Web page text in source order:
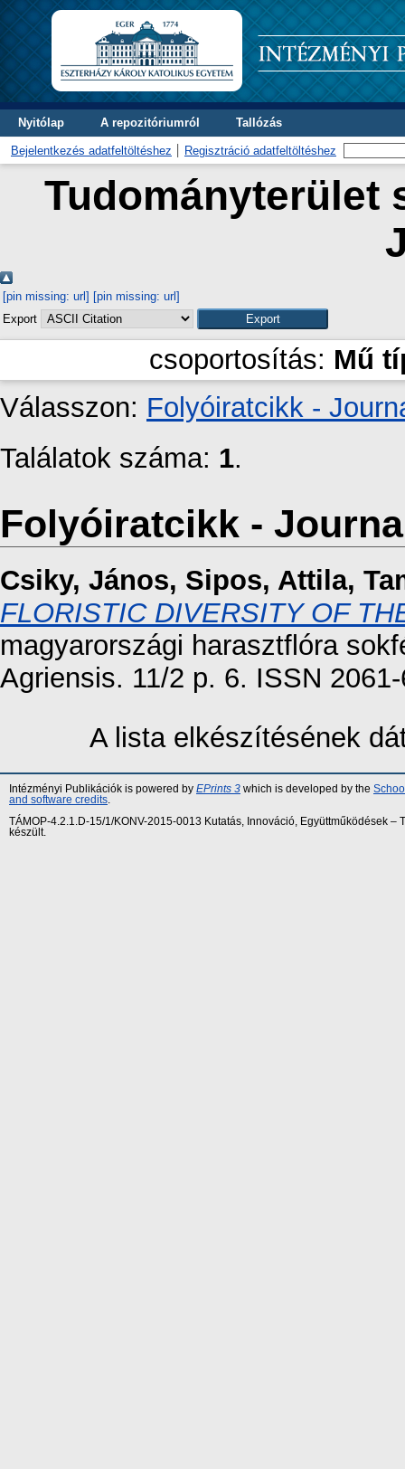
Nyitólap A repozitóriumról Tallózás
Bejelentkezés adatfeltöltéshez Regisztráció adatfeltöltéshez
Tudományterület
[pin missing: url] [pin missing: url]
Export
csoportosítás: Mű
Válasszon: Folyóiratcikk -
Találatok száma: 1.
Folyóiratcikk -
Csiky, János, Sipos, Attila,
FLORISTIC DIVERSITY OF
magyarországi harasztflóra
Agriensis. 11/2 p. 6. ISSN
A lista elkészítésének
Intézményi Publikációk is powered by EPrints 3 which is developed by the
and software credits
TÁMOP-4.2.1.D-15/1/KONV-2015-0013 Kutatás, Innováció, Együttműködések
készült.